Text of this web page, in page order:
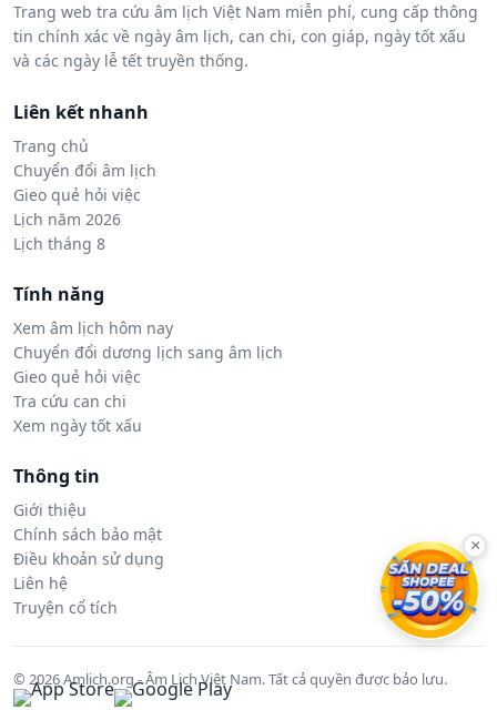
Trang web tra cứu âm lịch Việt Nam miễn phí, cung cấp thông
tin chính xác về ngày âm lịch, can chi, con giáp, ngày tốt xấu
và các ngày lễ tết truyền thống.
Liên kết nhanh
Trang chủ
Chuyển đổi âm lịch
Gieo quẻ hỏi việc
Lịch năm 2026
Lịch tháng 8
Tính năng
Xem âm lịch hôm nay
Chuyển đổi dương lịch sang âm lịch
Gieo quẻ hỏi việc
Tra cứu can chi
Xem ngày tốt xấu
Thông tin
Giới thiệu
Chính sách bảo mật
Điều khoản sử dụng
Liên hệ
Truyện cổ tích
© 2026 Amlich.org - Âm Lịch Việt Nam. Tất cả quyền được bảo lưu.
×